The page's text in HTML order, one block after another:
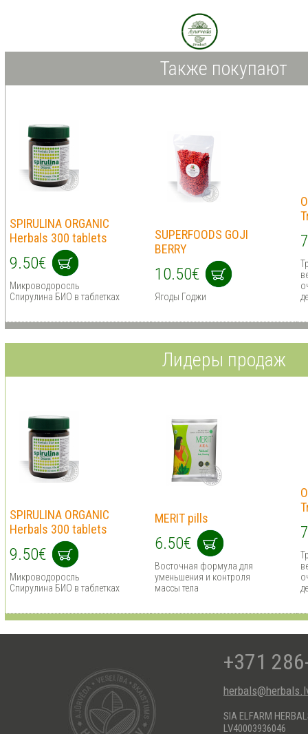
Также покупают
SPIRULINA ORGANIC
Herbals 300 tablets
9.50€
Микроводоросль
Спирулина БИО в таблетках
SUPERFOODS GOJI
BERRY
10.50€
Ягоды Годжи
Лидеры продаж
SPIRULINA ORGANIC
Herbals 300 tablets
9.50€
Микроводоросль
Спирулина БИО в таблетках
MERIT pills
6.50€
Восточная формула для
уменьшения и контроля
массы тела
+371
SIA ELFARM
LV40003936046